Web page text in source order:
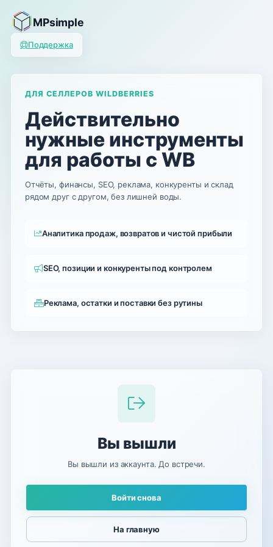
MPsimple
Поддержка
ДЛЯ СЕЛЛЕРОВ WILDBERRIES
Действительно
нужные инструменты
для работы с WB
Отчёты, финансы, SEO, реклама, конкуренты и склад
рядом друг с другом, без лишней воды.
Аналитика продаж, возвратов и чистой прибыли
SEO, позиции и конкуренты под контролем
Реклама, остатки и поставки без рутины
Вы вышли
Вы вышли из аккаунта. До встречи.
Войти снова
На главную